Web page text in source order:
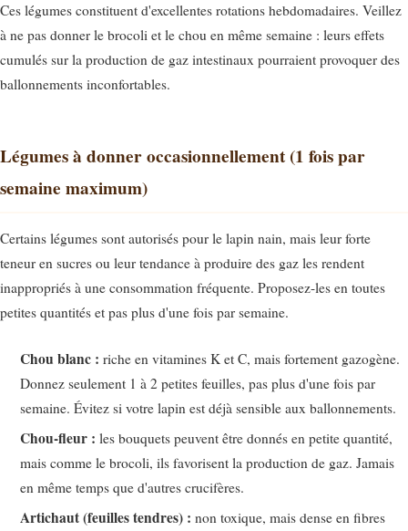
Ces légumes constituent d'excellentes rotations hebdomadaires. Veillez
à ne pas donner le brocoli et le chou en même semaine : leurs effets
cumulés sur la production de gaz intestinaux pourraient provoquer des
ballonnements inconfortables.
Légumes à donner occasionnellement (1 fois par
semaine maximum)
Certains légumes sont autorisés pour le lapin nain, mais leur forte
teneur en sucres ou leur tendance à produire des gaz les rendent
inappropriés à une consommation fréquente. Proposez-les en toutes
petites quantités et pas plus d'une fois par semaine.
Chou blanc : riche en vitamines K et C, mais fortement gazogène.
Donnez seulement 1 à 2 petites feuilles, pas plus d'une fois par
semaine. Évitez si votre lapin est déjà sensible aux ballonnements.
Chou-fleur : les bouquets peuvent être donnés en petite quantité,
mais comme le brocoli, ils favorisent la production de gaz. Jamais
en même temps que d'autres crucifères.
Artichaut (feuilles tendres) : non toxique, mais dense en fibres